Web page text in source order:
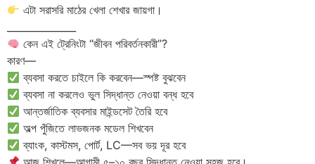
এটা সরাসরি মাঠের খেলা শেখার জায়গা।
কেন এই ট্রেনিংটা “জীবন পরিবর্তনকারী”?
কারণ—
ব্যবসা করতে চাইলে কি করবেন—স্পষ্ট বুঝবেন
ব্যবসা না করলেও ভুল সিদ্ধান্ত নেওয়া বন্ধ হবে
আন্তর্জাতিক ব্যবসার মাইন্ডসেট তৈরি হবে
অল্প পুঁজিতে লাভজনক মডেল শিখবেন
ব্যাংক, কাস্টমস, পোর্ট, LC—সব ভয় দূর হবে